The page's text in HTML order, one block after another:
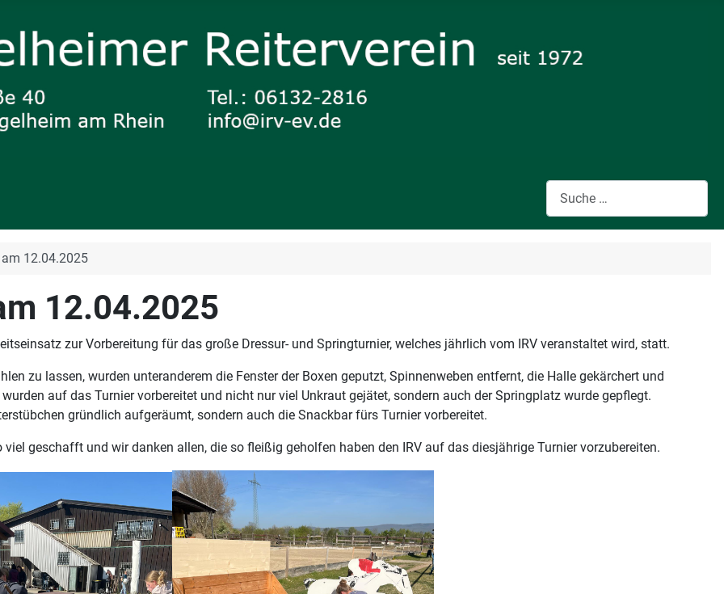
Suchen
12.04.2025
12.04.2025
zur Vorbereitung für das große Dressur- und Springturnier, welches jährlich vom IRV veranstaltet wird, statt.
zu lassen, wurden unteranderem die Fenster der Boxen geputzt, Spinnenweben entfernt, die Halle gekärchert und
auf das Turnier vorbereitet und nicht nur viel Unkraut gejätet, sondern auch der Springplatz wurde gepflegt.
gründlich aufgeräumt, sondern auch die Snackbar fürs Turnier vorbereitet.
geschafft und wir danken allen, die so fleißig geholfen haben den IRV auf das diesjährige Turnier vorzubereiten.